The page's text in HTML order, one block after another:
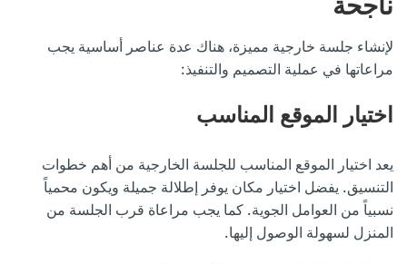
لإنشاء جلسة خارجية مميزة، هناك عدة عناصر أساسية يجب
مراعاتها في عملية التصميم والتنفيذ:
اختيار الموقع المناسب
يعد اختيار الموقع المناسب للجلسة الخارجية من أهم خطوات
التنسيق. يفضل اختيار مكان يوفر إطلالة جميلة ويكون محمياً
نسبياً من العوامل الجوية. كما يجب مراعاة قرب الجلسة من
المنزل لسهولة الوصول إليها.